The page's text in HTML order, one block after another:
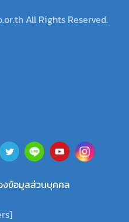
All Rights Reserved.
งข้อมูลส่วนบุคคล